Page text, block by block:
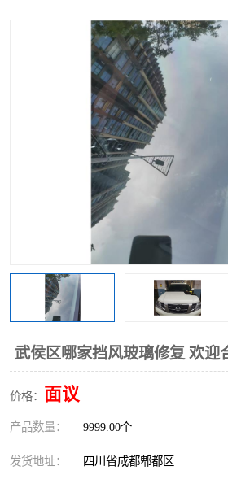
武侯区哪家挡风玻璃修复 欢迎
价格： 面议
产品数量： 9999.00个
发货地址： 四川省成都郫都区